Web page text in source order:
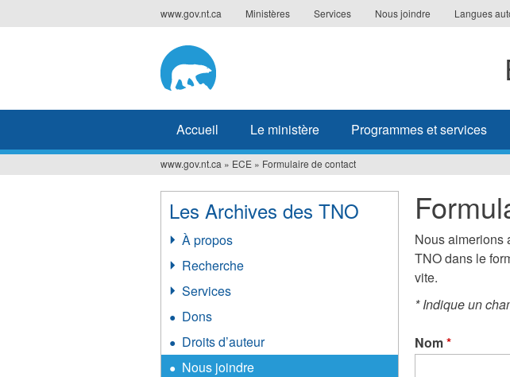
to
www.gov.nt.ca Ministères Services Nous joindre Langues
Accueil Le ministère Programmes et services
Vous
êtes
ici
www.gov.nt.ca » ECE » Formulaire de contact
Nous aimerions
TNO dans le
vite.
* Indique un
Nom*
Les Archives des TNO
À propos
Recherche
Services
Dons
Droits d’auteur
Nous joindre